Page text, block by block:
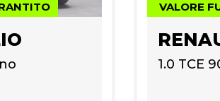
VALORE
1.0 TCE